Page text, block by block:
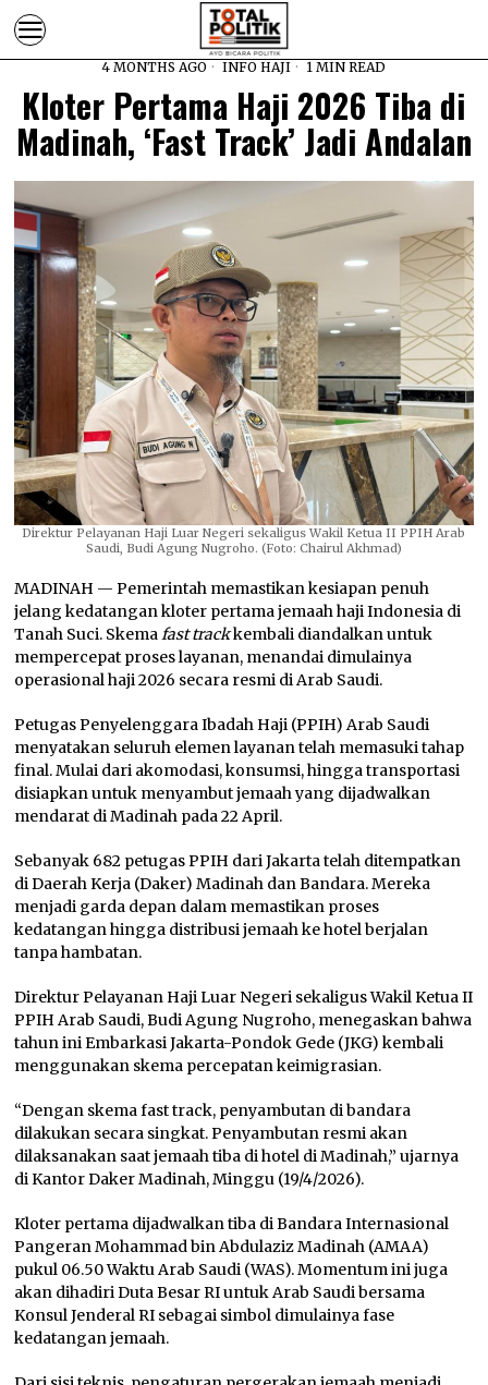
4 MONTHS AGO INFO HAJI 1 MIN READ
Kloter Pertama Haji 2026 Tiba di
Madinah, ‘Fast Track’ Jadi Andalan
Direktur Pelayanan Haji Luar Negeri sekaligus Wakil Ketua II PPIH Arab
Saudi, Budi Agung Nugroho. (Foto: Chairul Akhmad)
MADINAH — Pemerintah memastikan kesiapan penuh
jelang kedatangan kloter pertama jemaah haji Indonesia di
Tanah Suci. Skemafast trackkembali diandalkan untuk
mempercepat proses layanan, menandai dimulainya
operasional haji 2026 secara resmi di Arab Saudi.
Petugas Penyelenggara Ibadah Haji (PPIH) Arab Saudi
menyatakan seluruh elemen layanan telah memasuki tahap
final. Mulai dari akomodasi, konsumsi, hingga transportasi
disiapkan untuk menyambut jemaah yang dijadwalkan
mendarat di Madinah pada 22 April.
Sebanyak 682 petugas PPIH dari Jakarta telah ditempatkan
di Daerah Kerja (Daker) Madinah dan Bandara. Mereka
menjadi garda depan dalam memastikan proses
kedatangan hingga distribusi jemaah ke hotel berjalan
tanpa hambatan.
Direktur Pelayanan Haji Luar Negeri sekaligus Wakil Ketua II
PPIH Arab Saudi, Budi Agung Nugroho, menegaskan bahwa
tahun ini Embarkasi Jakarta-Pondok Gede (JKG) kembali
menggunakan skema percepatan keimigrasian.
“Dengan skema fast track, penyambutan di bandara
dilakukan secara singkat. Penyambutan resmi akan
dilaksanakan saat jemaah tiba di hotel di Madinah,” ujarnya
di Kantor Daker Madinah, Minggu (19/4/2026).
Kloter pertama dijadwalkan tiba di Bandara Internasional
Pangeran Mohammad bin Abdulaziz Madinah (AMAA)
pukul 06.50 Waktu Arab Saudi (WAS). Momentum ini juga
akan dihadiri Duta Besar RI untuk Arab Saudi bersama
Konsul Jenderal RI sebagai simbol dimulainya fase
kedatangan jemaah.